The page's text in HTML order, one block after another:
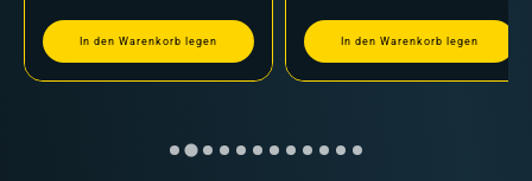
In den Warenkorb legen In den Warenkorb legen